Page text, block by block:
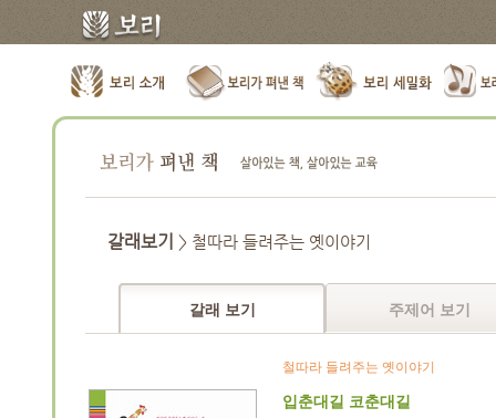
갈래보기 > 철따라 들려주는 옛이야기
갈래 보기 주제어 보기
철따라 들려주는 옛이야기
입춘대길 코춘대길